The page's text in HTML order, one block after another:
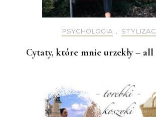
PSYCHOLOGIA ,
Cytaty, które mnie urzekły –